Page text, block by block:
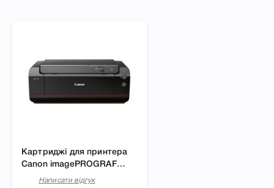
Картриджі для принтера
Canon imagePROGRAF
PRO-1000
Написати відгук